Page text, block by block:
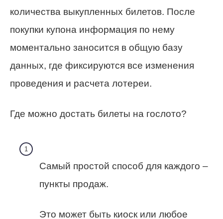
количества выкупленных билетов. После
покупки купона информация по нему
моментально заносится в общую базу
данных, где фиксируются все изменения
проведения и расчета лотереи.
Где можно достать билеты на гослото?
Самый простой способ для каждого –
пункты продаж.
Это может быть киоск или любое